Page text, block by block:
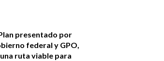
presentado por
federal y GPO,
ruta viable para